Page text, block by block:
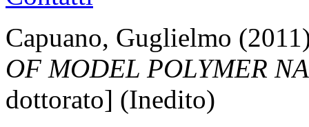
Capuano, Guglielmo
OF MODEL POLYMER
dottorato] (Inedito)